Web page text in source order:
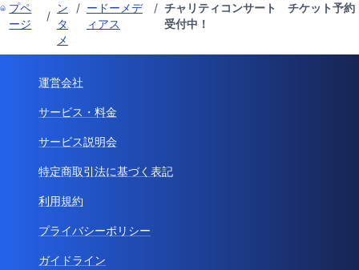
プペ
ージ
/
ン
タ
メ
/ ードーメデ
ィアス
/ チャリティコンサート チケット予約
受付中！
運営会社
サービス・料金
サービス説明会
特定商取引法に基づく表記
利用規約
プライバシーポリシー
ガイドライン